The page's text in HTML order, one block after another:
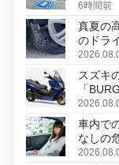
6時間前
真夏の
のドラ
スズキ
「
変更し
車内で
なしの